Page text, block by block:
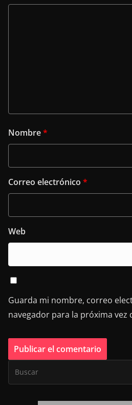
Nombre*
Correo electrónico *
Web
Guarda mi nombre, correo
navegador para la próxima vez